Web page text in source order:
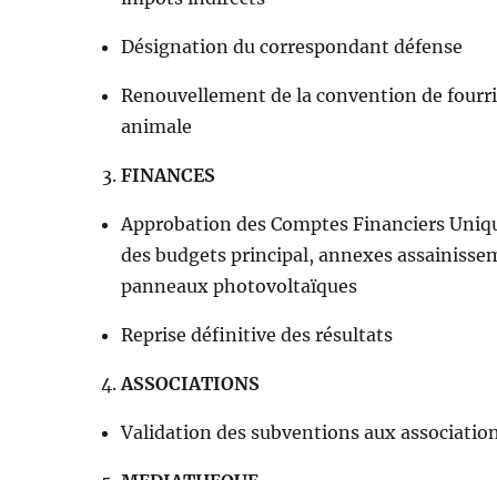
Désignation du correspondant défense
Renouvellement de la convention de
animale
FINANCES
Approbation des Comptes Financiers
des budgets principal, annexes
panneaux photovoltaïques
Reprise définitive des résultats
ASSOCIATIONS
Validation des subventions aux